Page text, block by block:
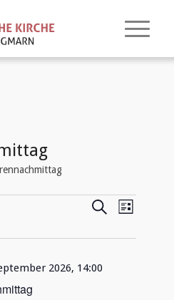
Suche
Liste
2026, 14:00